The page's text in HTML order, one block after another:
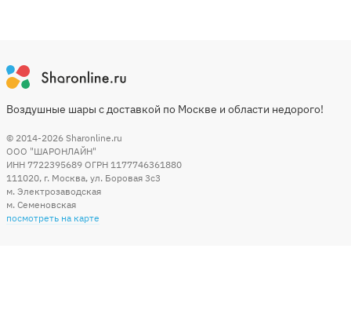
Воздушные шары с доставкой по Москве и области недорого!
© 2014-2026 Sharonline.ru
ООО "ШАРОНЛАЙН"
ИНН 7722395689 ОГРН 1177746361880
111020, г. Москва, ул. Боровая 3c3
м. Электрозаводская
м. Семеновская
посмотреть на карте